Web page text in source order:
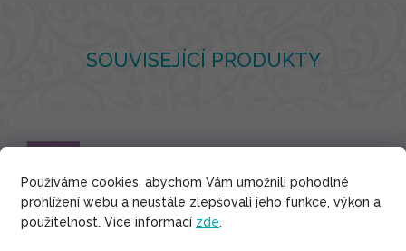
Používáme cookies, abychom Vám umožnili pohodlné
prohlížení webu a neustále zlepšovali jeho funkce, výkon a
použitelnost. Více informací zde.
SOUVISEJÍCÍ PRODUKTY